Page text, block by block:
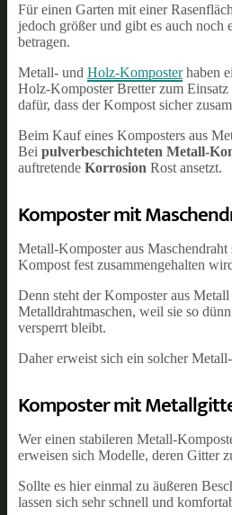
Für einen Garten mit einer
jedoch größer und gibt es auch noch
betragen.
Metall- und Holz-Komposterhaben
Holz-Komposter Bretter zum
dafür, dass der Kompost sicher
Beim Kauf eines Komposters aus
Bei pulverbeschichteten Metall-
auftretende Korrosion Rost ansetzt.
Komposter mit
Metall-Komposter aus
Kompost fest zusammengehalten
Denn steht der Komposter aus
Metalldrahtmaschen, weil sie so
versperrt bleibt.
Daher erweist sich ein solcher
Komposter mit
Wer einen stabileren Metall-
erweisen sich Modelle, deren Gitter
Sollte es hier einmal zu äußeren
lassen sich sehr schnell und